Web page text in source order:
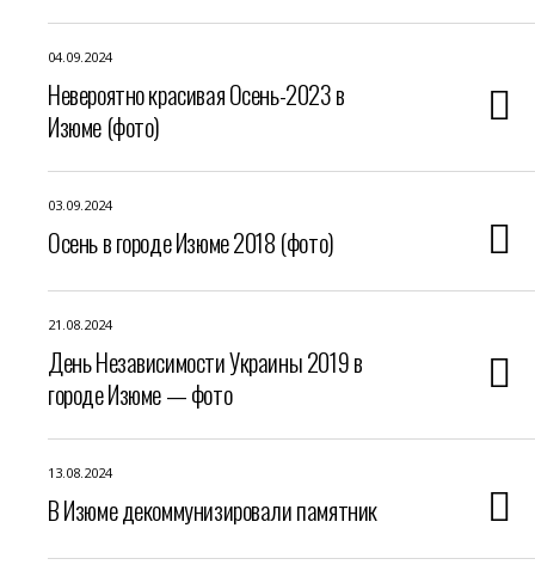
04.09.2024
Невероятно красивая Осень-2023 в
Изюме (фото)
03.09.2024
Осень в городе Изюме 2018 (фото)
21.08.2024
День Независимости Украины 2019 в
городе Изюме — фото
13.08.2024
В Изюме декоммунизировали памятник